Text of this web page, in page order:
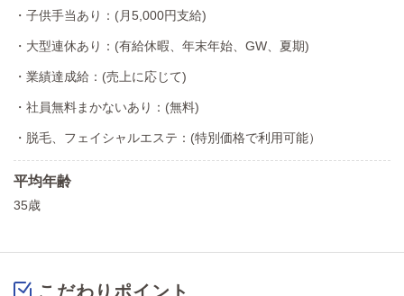
・子供手当あり：(月5,000円支給)
・大型連休あり：(有給休暇、年末年始、GW、夏期)
・業績達成給：(売上に応じて)
・社員無料まかないあり：(無料)
・脱毛、フェイシャルエステ：(特別価格で利用可能）
平均年齢
35歳
こだわりポイント